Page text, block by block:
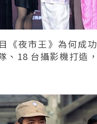
《夜市王》為何成
、18 台攝影機打造